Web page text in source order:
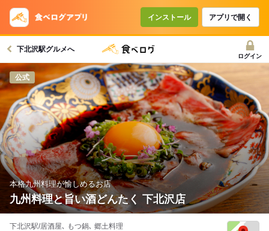
インストール アプリで開く
下北沢駅グルメへ
ログイン
公式
本格九州料理が愉しめるお店
九州料理と旨い酒どんたく 下北沢店
下北沢駅/居酒屋､ もつ鍋､ 郷土料理